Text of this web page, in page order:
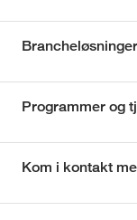
Brancheløsninger
Programmer og
Kom i kontakt